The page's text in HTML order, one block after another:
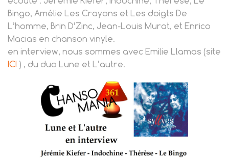
Bingo, Amélie Les Crayons et Les doigts De
L’homme, Brin D’Zinc, Jean-Louis Murat, et Enrico
Macias en chanson vinyle.
en interview, nous sommes avec Emilie Llamas (site
ICI ) , du duo Lune et L’autre.